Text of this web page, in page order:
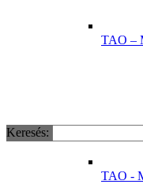
TAO –
TAO -
Keresés: